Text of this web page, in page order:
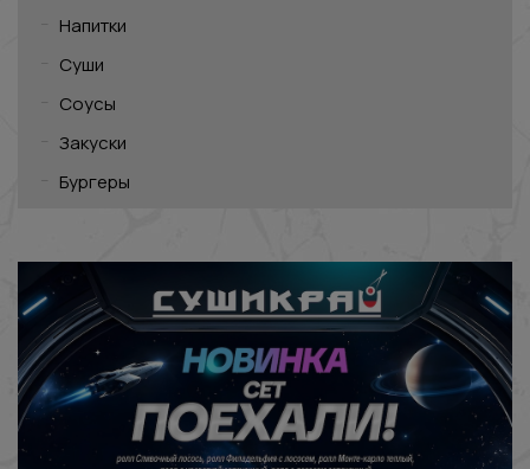
Напитки
Суши
Соусы
Закуски
Бургеры